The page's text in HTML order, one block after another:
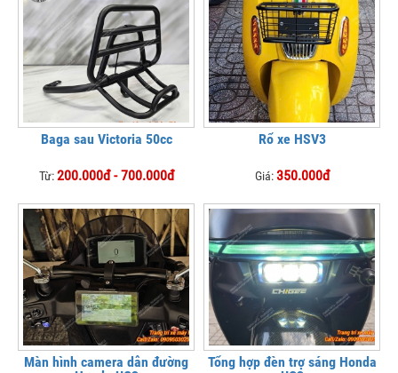
Baga sau Victoria 50cc
Từ:200.000đ - 700.000đ
Rổ xe HSV3
Giá:350.000đ
Màn hình camera dẫn đường
Tổng hợp đèn trợ sáng Honda